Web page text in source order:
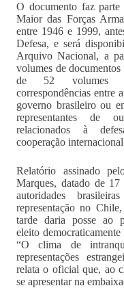
O documento faz
Maior das Forças
entre 1946 e 1999,
Defesa, e será
Arquivo Nacional, a
volumes de documentos
de 52 volumes
correspondências entre
governo brasileiro ou
representantes de
relacionados à
cooperação
Relatório assinado
Marques, datado de
autoridades
representação no
tarde daria posse ao
eleito
“O clima de
representações
relata o oficial que, ao
se apresentar na